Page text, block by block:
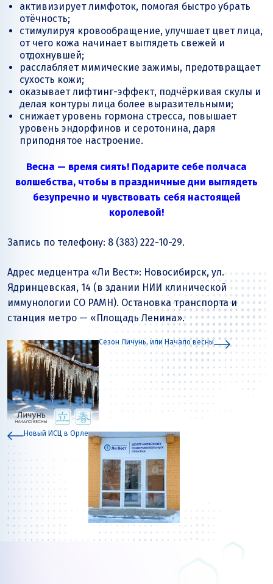
активизирует лимфоток, помогая быстро убрать
отёчность;
стимулируя кровообращение, улучшает цвет лица,
от чего кожа начинает выглядеть свежей и
отдохнувшей;
расслабляет мимические зажимы, предотвращает
сухость кожи;
оказывает лифтинг-эффект, подчёркивая скулы и
делая контуры лица более выразительными;
снижает уровень гормона стресса, повышает
уровень эндорфинов и серотонина, даря
приподнятое настроение.
Весна — время сиять! Подарите себе полчаса
волшебства, чтобы в праздничные дни выглядеть
безупречно и чувствовать себя настоящей
королевой!
Запись по телефону: 8 (383) 222-10-29.
Адрес медцентра «Ли Вест»: Новосибирск, ул.
Ядринцевская, 14 (в здании НИИ клинической
иммунологии СО РАМН). Остановка транспорта и
станция метро — «Площадь Ленина».
Новый ИСЦ в Орле
Сезон Личунь, или Начало весны